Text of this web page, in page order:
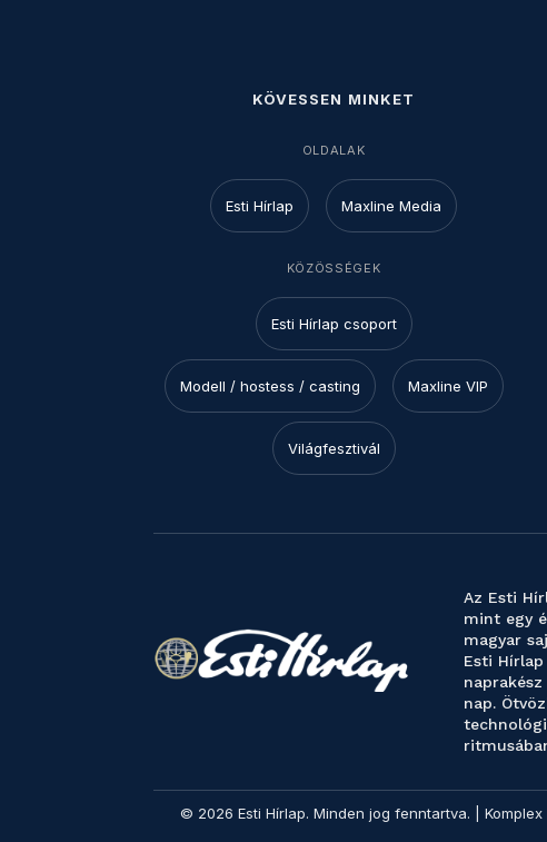
KÖVESSEN MINKET
OLDALAK
Esti Hírlap Maxline Media
KÖZÖSSÉGEK
Esti Hírlap csoport
Modell / hostess / casting Maxline VIP
Világfesztivál
Az Esti
mint egy
magyar
Esti
nap.
© 2026 Esti Hírlap. Minden jog fenntartva. |